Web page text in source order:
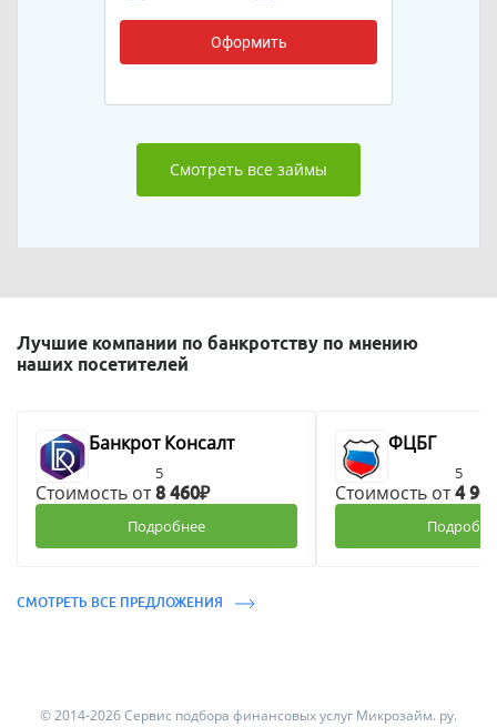
Оформить
Смотреть все займы
Лучшие компании по банкротству по мнению
наших посетителей
Банкрот Консалт
5
Стоимость от8 460₽
Подробнее
ФЦБГ
5
Стоимость от4
СМОТРЕТЬ ВСЕ ПРЕДЛОЖЕНИЯ
© 2014-2026 Сервис подбора финансовых услуг Микрозайм. ру.